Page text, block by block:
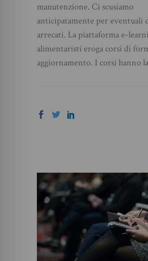
manutenzione. Ci scusiamo
anticipatamente per eventuali
arrecati. La piattaforma e-
alimentaristi eroga corsi di
aggiornamento. I corsi hanno